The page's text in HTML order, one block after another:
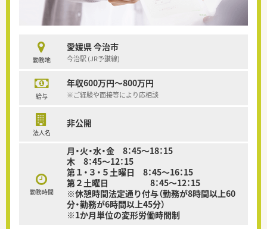
勤務地
愛媛県 今治市
今治駅 (JR予讃線)
給与
年収600万円～800万円
※ご経験や面接等により応相談
法人名
非公開
勤務時間
月・火・水・金 8：45～18：15
木 8：45～12：15
第１・３・５土曜日 8：45～16：15
第２土曜日 8：45～12：15
※休憩時間法定通り付与（勤務が8時間以上60
分・勤務が6時間以上45分）
※1か月単位の変形労働時間制